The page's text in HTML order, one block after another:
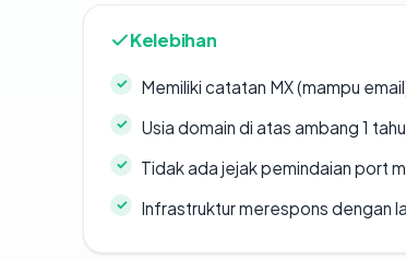
Kelebihan
Memiliki catatan MX (mampu
Usia domain di atas ambang 1
Tidak ada jejak pemindaian port
Infrastruktur merespons dengan